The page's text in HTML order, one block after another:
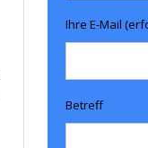
Ihre E-Mail
Betreff